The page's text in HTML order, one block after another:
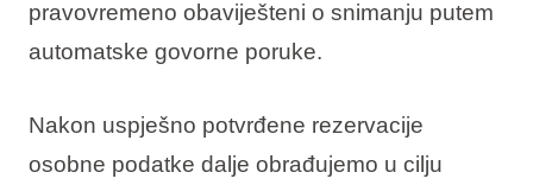
pravovremeno obaviješteni o snimanju putem
automatske govorne poruke.
Nakon uspješno potvrđene rezervacije
osobne podatke dalje obrađujemo u cilju